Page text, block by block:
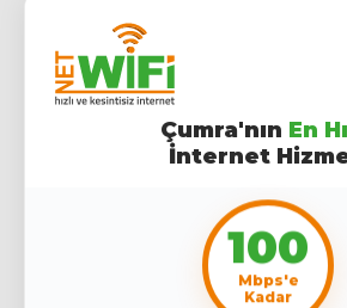
Çumra'nın En
İnternet
100
Mbps'e
Kadar